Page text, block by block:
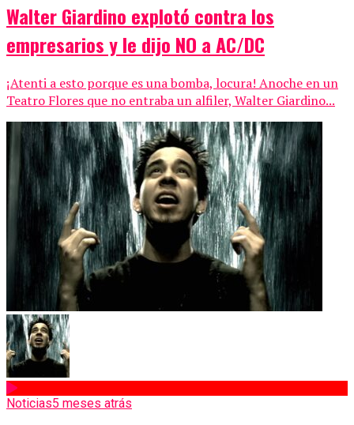
Walter Giardino explotó contra los
empresarios y le dijo NO a AC/DC
¡Atenti a esto porque es una bomba, locura! Anoche en un
Teatro Flores que no entraba un alfiler, Walter Giardino...
Noticias5 meses atrás